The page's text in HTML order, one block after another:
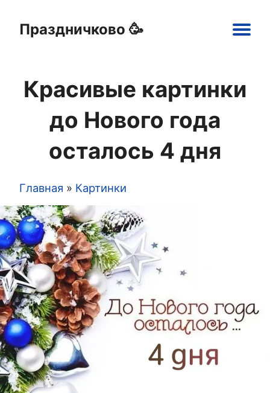
Праздничково 🥳
navigation
Открытки
Картинки
Шаблоны
Праздники
Красивые картинки
до Нового года
осталось 4 дня
Строка
навигации
Главная Картинки